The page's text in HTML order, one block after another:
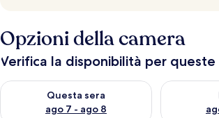
Opzioni della camera
Verifica la disponibilità per
Questa sera
ago 7 - ago 8
Verifica la disponibilità per questa sera, ago
Verifica la